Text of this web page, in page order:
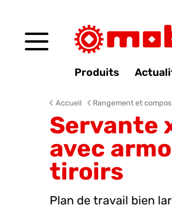
Produits
Accueil Rangement et
Servante
avec
tiroirs
Plan de travail bien